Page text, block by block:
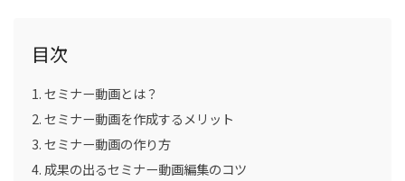
目次
セミナー動画とは？
セミナー動画を作成するメリット
セミナー動画の作り方
成果の出るセミナー動画編集のコツ